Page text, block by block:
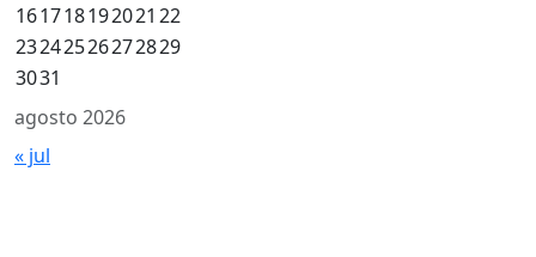
agosto 2026
161718192021 22
23242526272829
3031
« jul